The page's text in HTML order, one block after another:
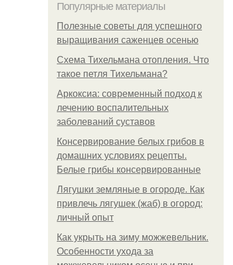
Популярные материалы
Полезные советы для успешного
выращивания саженцев осенью
Схема Тихельмана отопления. Что
такое петля Тихельмана?
Аркоксиа: современный подход к
лечению воспалительных
заболеваний суставов
Консервирование белых грибов в
домашних условиях рецепты.
Белые грибы консервированные
Лягушки земляные в огороде. Как
привлечь лягушек (жаб) в огород:
личный опыт
Как укрыть на зиму можжевельник.
Особенности ухода за